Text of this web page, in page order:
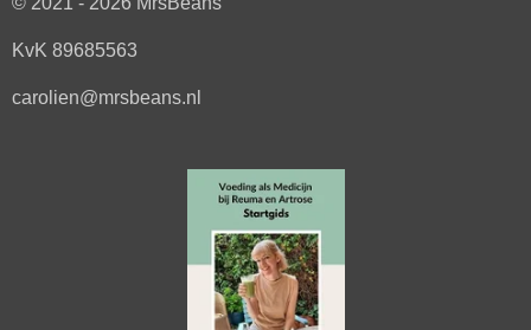
KvK 89685563
carolien@mrsbeans.nl